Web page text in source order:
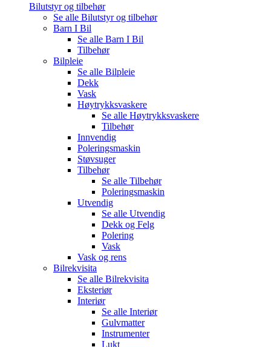
Bilutstyr og tilbehør
Se alle Bilutstyr og tilbehør
Barn I Bil
Se alle Barn I Bil
Tilbehør
Bilpleie
Se alle Bilpleie
Dekk
Vask
Høytrykksvaskere
Se alle Høytrykksvaskere
Tilbehør
Innvendig
Poleringsmaskin
Støvsuger
Tilbehør
Se alle Tilbehør
Poleringsmaskin
Utvendig
Se alle Utvendig
Dekk og Felg
Polering
Vask
Vask og rens
Bilrekvisita
Se alle Bilrekvisita
Eksteriør
Interiør
Se alle Interiør
Gulvmatter
Instrumenter
Lukt